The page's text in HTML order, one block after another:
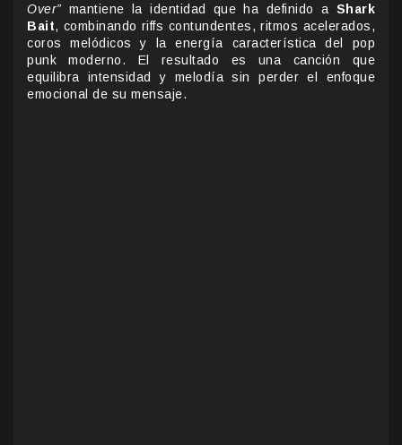
Over” mantiene la identidad que ha definido a Shark
Bait, combinando riffs contundentes, ritmos acelerados,
coros melódicos y la energía característica del pop
punk moderno. El resultado es una canción que
equilibra intensidad y melodía sin perder el enfoque
emocional de su mensaje.